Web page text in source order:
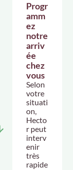
Progr
amm
ez
notre
arriv
ée
chez
vous
Selon
votre
situati
on,
Hecto
r peut
interv
enir
très
rapide